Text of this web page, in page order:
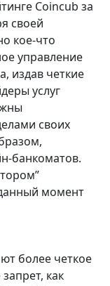
Coincub за
своей
кое-что
управление
издав четкие
услуг
своих
банкоматов.
момент
более четкое
как